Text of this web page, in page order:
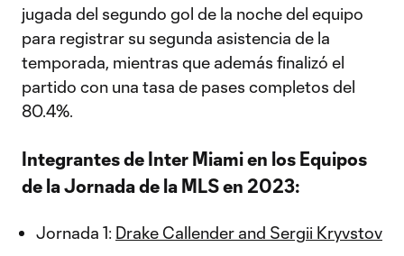
jugada del segundo gol de la noche del equipo
para registrar su segunda asistencia de la
temporada, mientras que además finalizó el
partido con una tasa de pases completos del
80.4%.
Integrantes de Inter Miami en los Equipos
de la Jornada de la MLS en 2023:
Jornada 1: Drake Callender and Sergii Kryvstov